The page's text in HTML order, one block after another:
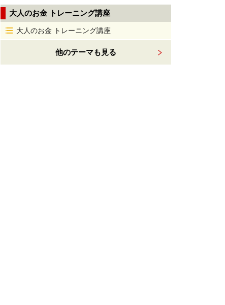
大人のお金 トレーニング講座
大人のお金 トレーニング講座
他のテーマも見る